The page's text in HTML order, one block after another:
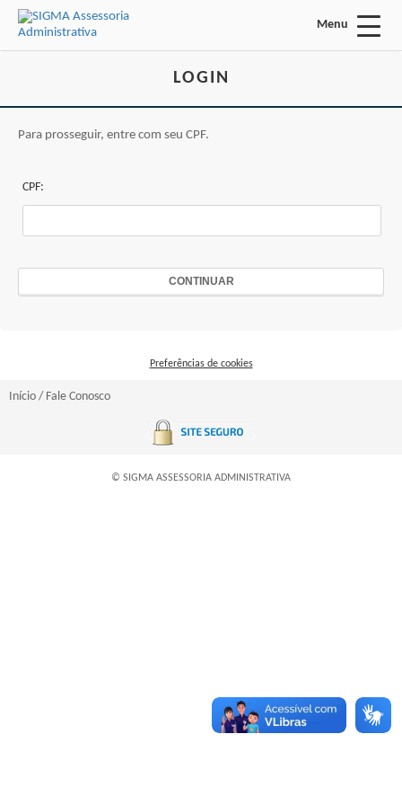
Acessar Área do Candidato:
Busca:
Menu
LOGIN
Para prosseguir, entre com seu CPF.
CPF:
CONTINUAR
Preferências de cookies
Início / Fale Conosco
© SIGMA ASSESSORIA ADMINISTRATIVA